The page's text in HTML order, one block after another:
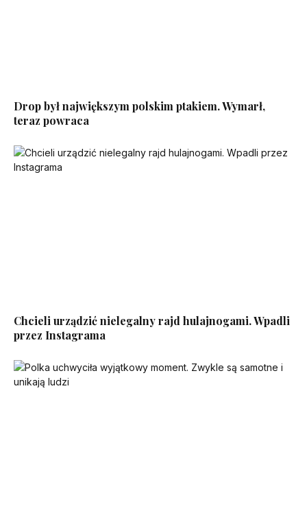
Drop był największym polskim ptakiem. Wymarł,
teraz powraca
Chcieli urządzić nielegalny rajd hulajnogami. Wpadli
przez Instagrama